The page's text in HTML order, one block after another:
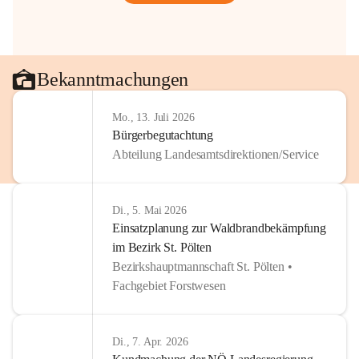
Bekanntmachungen
Mo., 13. Juli 2026
Bürgerbegutachtung
Abteilung Landesamtsdirektionen/Service
Di., 5. Mai 2026
Einsatzplanung zur Waldbrandbekämpfung
im Bezirk St. Pölten
Bezirkshauptmannschaft St. Pölten •
Fachgebiet Forstwesen
Di., 7. Apr. 2026